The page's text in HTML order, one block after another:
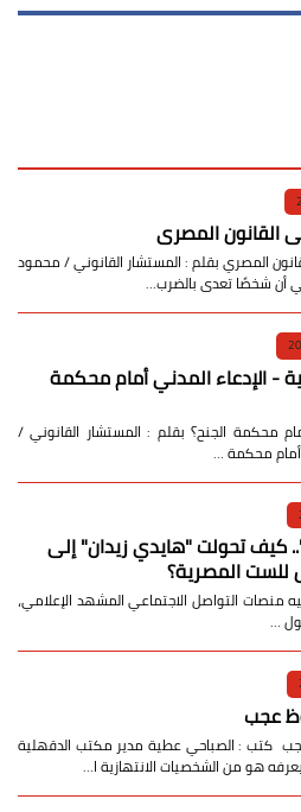
القانون المصري
المصري بقلم : المستشار القانوني / محمود
أن شخصًا تعدى بالضرب…
- الإدعاء المدني أمام محكمة
محكمة الجنح؟ بقلم : المستشار القانوني /
محكمة …
كيف تحولت "هايدي زيدان" إلى
المصرية؟
التواصل الاجتماعي المشهد الإعلامي،
…
عجب
كتب : الصباحي عطية مدير مكتب الدقهلية
هو من الشخصيات الانتهازية ا…